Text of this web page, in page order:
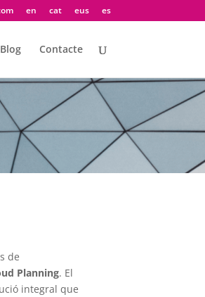
en cat eus es
Blog Contacte
de
Planning. El
integral que